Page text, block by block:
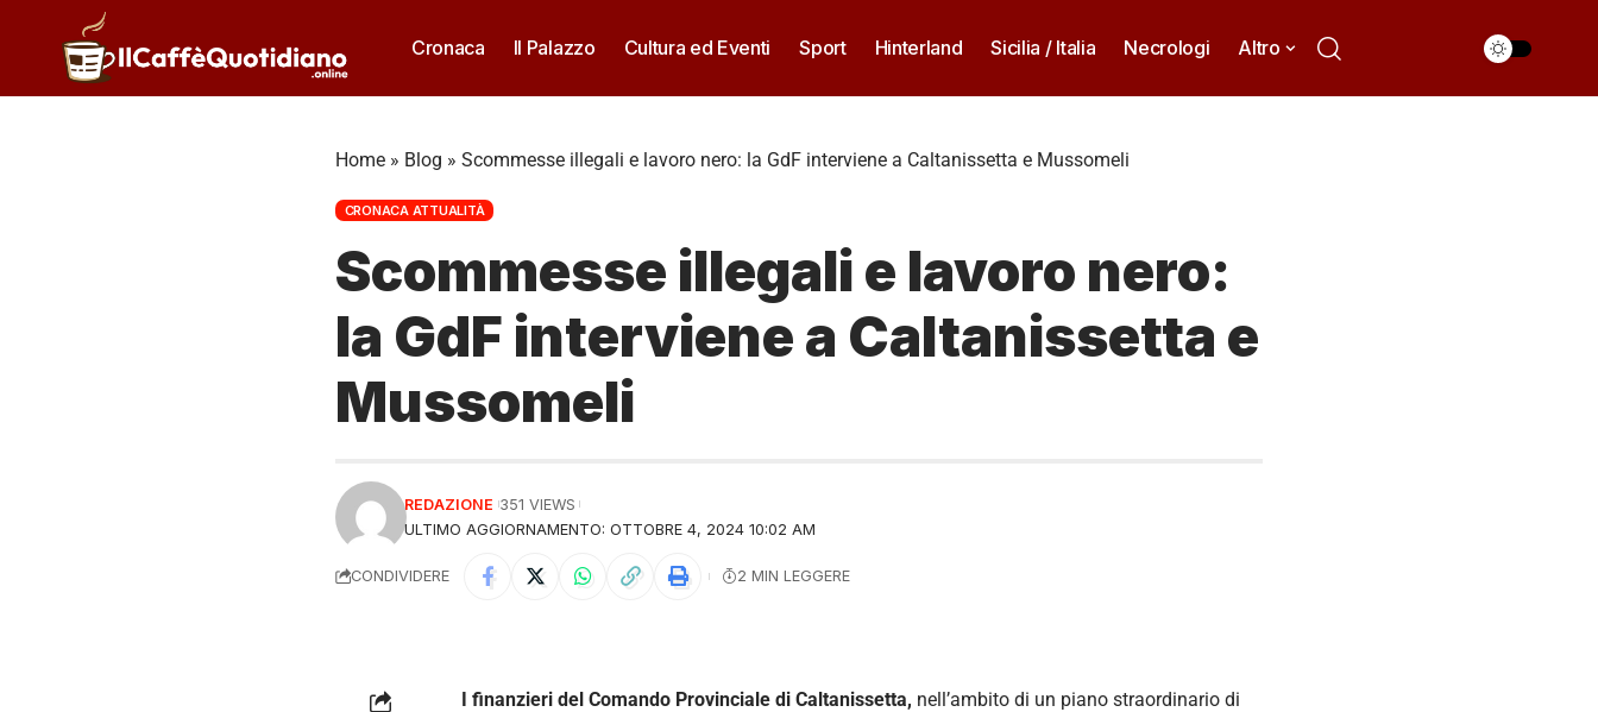
Cronaca Il Palazzo Cultura ed Eventi Sport Hinterland Sicilia / Italia Necrologi Altro
Home » Blog » Scommesse illegali e lavoro nero: la GdF interviene a Caltanissetta e Mussomeli
CRONACA ATTUALITÀ
Scommesse illegali e lavoro nero:
la GdF interviene a Caltanissetta e
Mussomeli
ULTIMO AGGIORNAMENTO: OTTOBRE 4, 2024 10:02 AM
REDAZIONE 351 VIEWS
CONDIVIDERE 2 MIN LEGGERE
I finanzieri del Comando Provinciale di Caltanissetta, nell’ambito di un piano straordinario di